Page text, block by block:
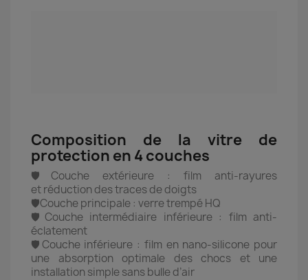
Composition de la vitre de
protection en 4 couches
🛡️Couche extérieure : film anti-rayures
et réduction des traces de doigts
🛡️Couche principale : verre trempé HQ
🛡️Couche intermédiaire inférieure : film anti-
éclatement
🛡️Couche inférieure : film en nano-silicone pour
une absorption optimale des chocs et une
installation simple sans bulle d’air